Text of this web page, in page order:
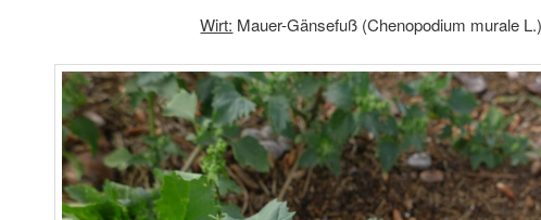
Wirt: Mauer-Gänsefuß (Chenopodium murale L.)